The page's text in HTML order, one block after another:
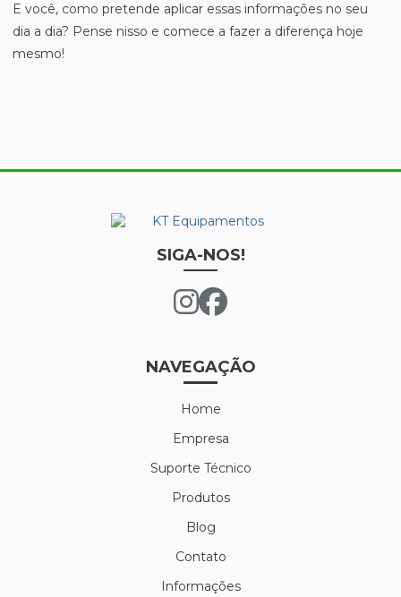
E você, como pretende aplicar essas informações no seu
dia a dia? Pense nisso e comece a fazer a diferença hoje
mesmo!
SIGA-NOS!
NAVEGAÇÃO
Home
Empresa
Suporte Técnico
Produtos
Blog
Contato
Informações